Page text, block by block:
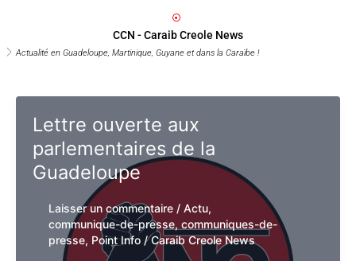
Actualité en Guadeloupe, Martinique, Guyane et dans la Caraïbe !
CCN - Caraib Creole News
Lettre ouverte aux
parlementaires de la
Guadeloupe
Laisser un commentaire / Actu,
communique-de-presse, communiques-
de-presse,Point Info/Caraib Creole
News